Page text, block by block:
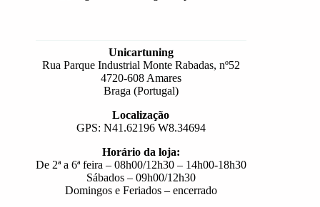
Unicartuning
Rua Parque Industrial Monte Rabadas, nº52
4720-608 Amares
Braga (Portugal)
Localização
GPS: N41.62196 W8.34694
Horário da loja:
De 2ª a 6ª feira – 08h00/12h30 – 14h00-18h30
Sábados – 09h00/12h30
Domingos e Feriados – encerrado